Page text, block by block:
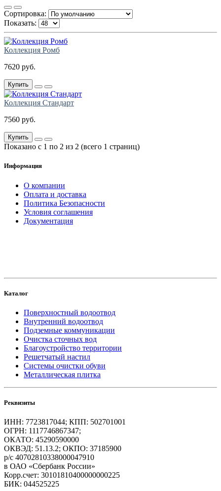
Сортировка:
Показать:
Коллекция Ромб
7620 руб.
Купить
Коллекция Стандарт
7560 руб.
Купить
Показано с 1 по 2 из 2 (всего 1 страниц)
Информация
О компании
Оплата и доставка
Политика Безопасности
Условия соглашения
Документация
Каталог
Поверхностный водоотвод
Внутренний водоотвод
Подземные коммуникации
Очистка сточных вод
Благоустройство территории
Решетчатый настил
Системы очистки обуви
Металлическая плитка
Реквизиты
ИНН: 7723817044; КПП: 502701001
ОГРН: 1117746867347;
ОКАТО: 45290590000
ОКВЭД: 51.13.2; ОКПО: 37185900
р/с 40702810338000047910
в ОАО «Сбербанк России»
Корр.счет: 30101810400000000225
БИК: 044525225